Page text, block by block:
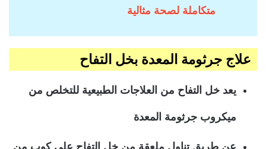
متكاملة لصحة مثالية
علاج جرثومة المعدة بخل التفاح
يعد خل التفاح من العلاجات الطبيعية للتخلص من
ميكروب جرثومة المعدة
عن طريق تناول ملعقة من خل التفاح على كوب من